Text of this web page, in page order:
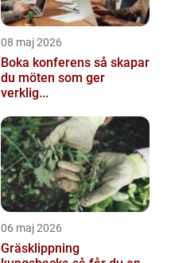
08 maj 2026
Boka konferens så skapar
du möten som ger
verklig...
06 maj 2026
Gräsklippning